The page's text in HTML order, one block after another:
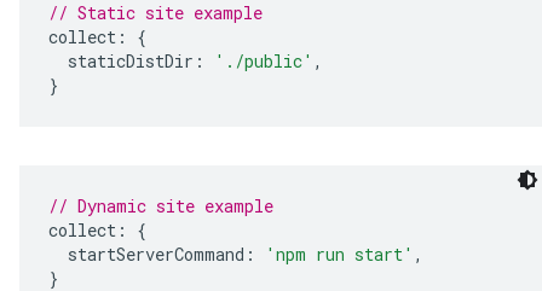
// Static site example
collect :
{
staticDistDir : './public' ,
}
// Dynamic site example
collect :
{
startServerCommand : 'npm run start' ,
}